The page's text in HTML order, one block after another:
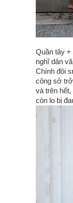
Quần tây
nghĩ dân
Chính đôi
công sở
và trên
còn lo bị